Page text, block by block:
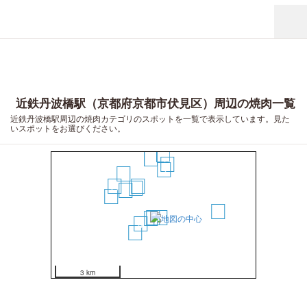
近鉄丹波橋駅（京都府京都市伏見区）周辺の焼肉一覧
近鉄丹波橋駅周辺の焼肉カテゴリのスポットを一覧で表示しています。見た
いスポットをお選びください。
1
2 3
4
8
9
10
11
12
15
16
3 km